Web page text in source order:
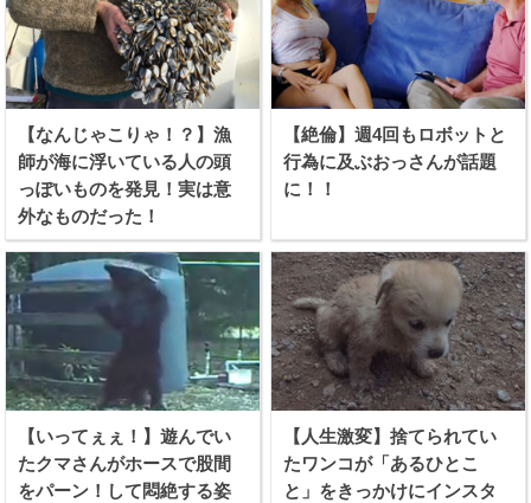
【なんじゃこりゃ！？】漁
師が海に浮いている人の頭
っぽいものを発見！実は意
外なものだった！
【絶倫】週4回もロボットと
行為に及ぶおっさんが話題
に！！
【いってぇぇ！】遊んでい
たクマさんがホースで股間
をパーン！して悶絶する姿
【人生激変】捨てられてい
たワンコが「あるひとこ
と」をきっかけにインスタ